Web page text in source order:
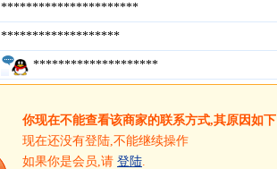
**********************
*******************
********************
你现在不能查看该商家的联系方式,其原因如下
现在还没有登陆,不能继续操作
如果你是会员,请 登陆.